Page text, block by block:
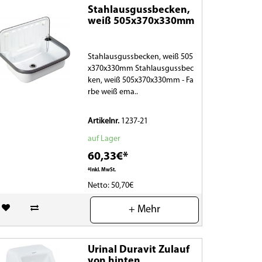
Stahlausgussbecken,
weiß 505x370x330mm
Stahlausgussbecken, weiß 505
x370x330mm Stahlausgussbec
ken, weiß 505x370x330mm - Fa
rbe weiß ema..
Artikelnr. 1237-21
auf Lager
60,33€*
*Inkl. MwSt.
Netto: 50,70€
(0)
+ Mehr
Urinal Duravit Zulauf